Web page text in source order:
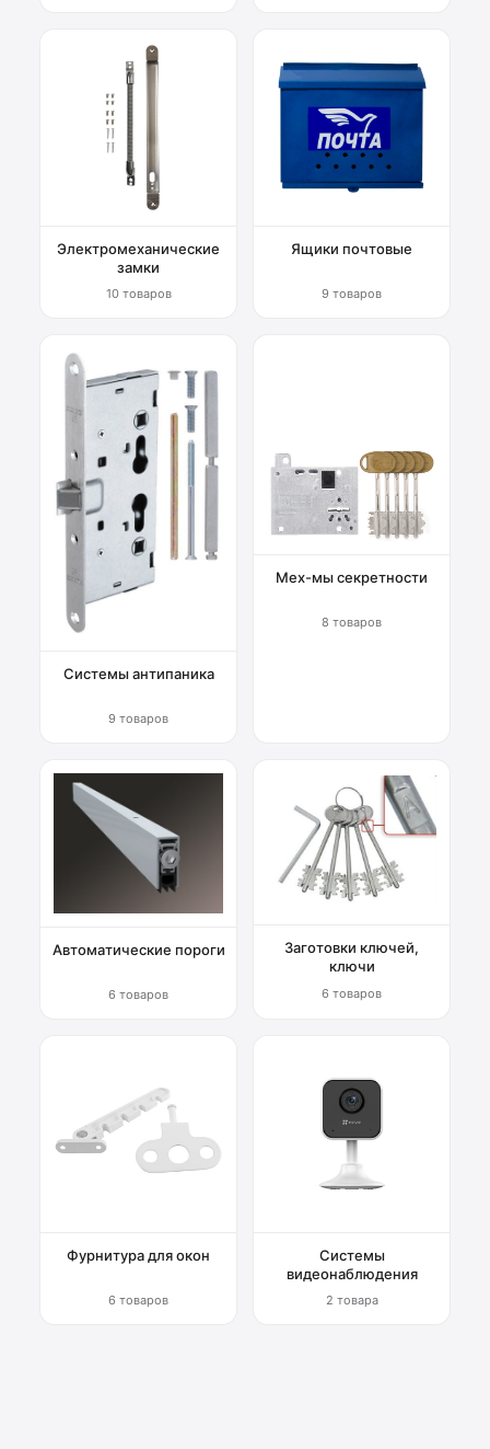
Электромеханические
замки
10 товаров
Ящики почтовые
9 товаров
Системы антипаника
9 товаров
Мех-мы секретности
8 товаров
Автоматические пороги
6 товаров
Заготовки ключей,
ключи
6 товаров
Фурнитура для окон
6 товаров
Системы
видеонаблюдения
2 товара